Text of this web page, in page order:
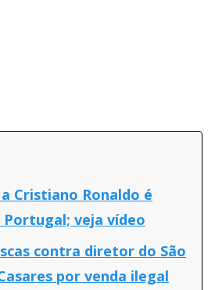
Cristiano Ronaldo é
Portugal; veja vídeo
contra diretor do São
por venda ilegal